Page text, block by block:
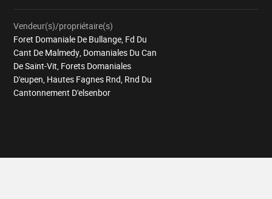
Vendeur(s)/propriétaire(s)
Foret Domaniale De Bullange, Fd Du
Cant De Malmedy, Domaniales Du Can
De Saint-Vit, Forets Domaniales
D'eupen, Hautes Fagnes Rnd, Rnd Du
Cantonnement D'elsenbor